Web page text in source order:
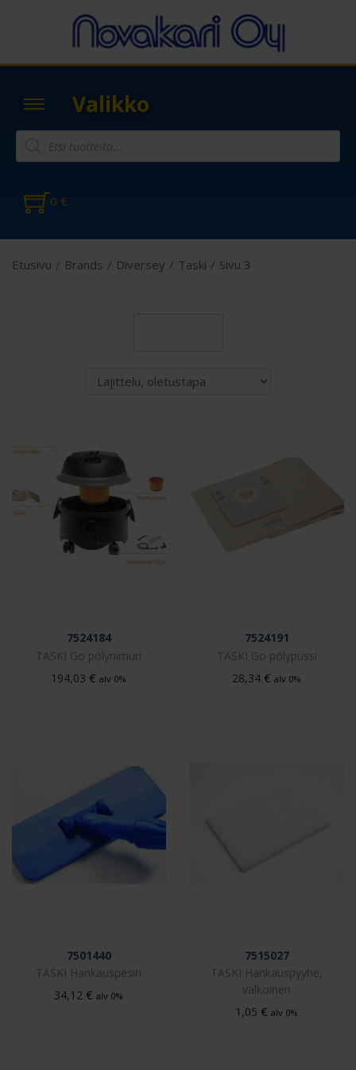
Valikko
0 €
Etusivu / Brands / Diversey / Taski / Sivu 3
7524184
TASKI Go pölynimuri
194,03 € alv 0%
7524191
TASKI Go pölypussi
28,34 € alv 0%
7501440
TASKI Hankauspesin
34,12 € alv 0%
7515027
TASKI Hankauspyyhe,
valkoinen
1,05 € alv 0%